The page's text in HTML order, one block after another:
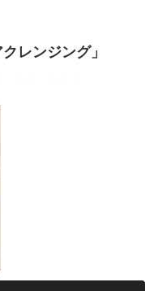
レンジング」